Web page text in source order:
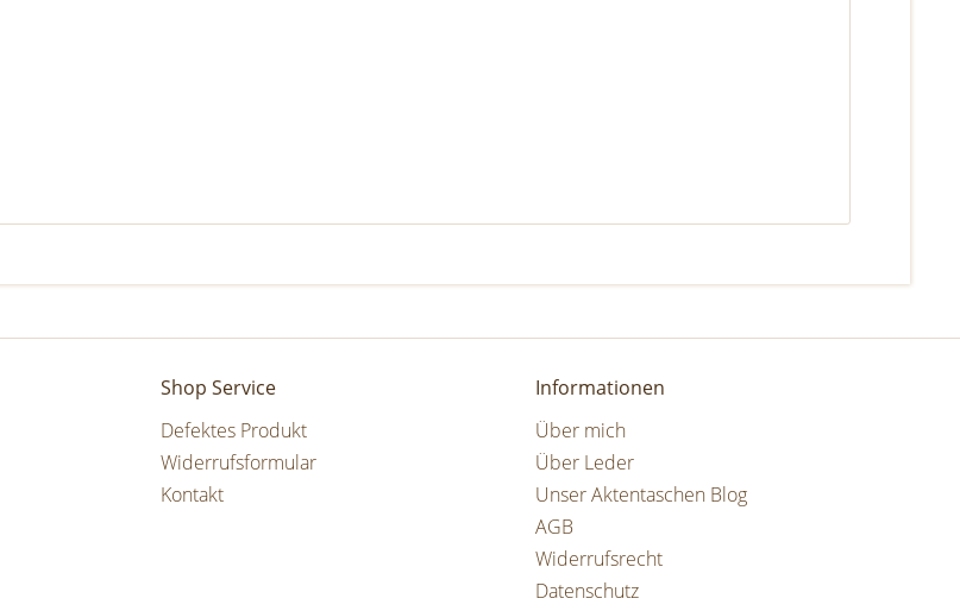
Shop Service
Defektes Produkt
Widerrufsformular
Kontakt
Informationen
Über mich
Über Leder
Unser Aktentaschen Blog
AGB
Widerrufsrecht
Datenschutz